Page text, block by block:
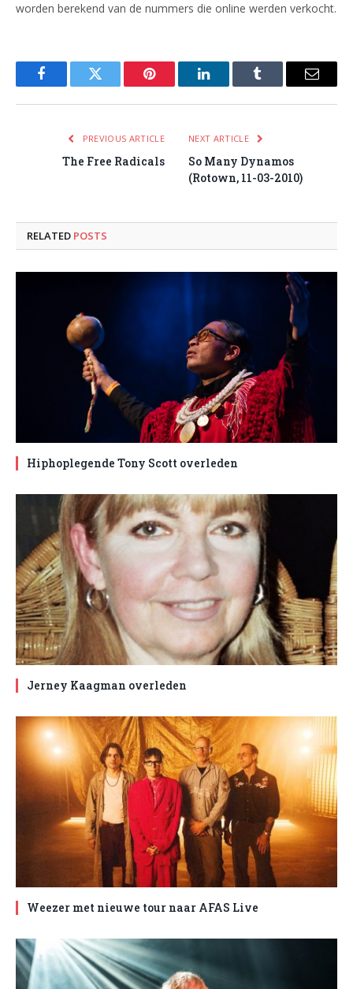
worden berekend van de nummers die online werden verkocht.
FacebookTwitter Pinterest LinkedInTumblr Email
PREVIOUS ARTICLE
The Free Radicals
NEXT ARTICLE
So Many Dynamos
(Rotown, 11-03-2010)
RELATED POSTS
Hiphoplegende Tony Scott overleden
Jerney Kaagman overleden
Weezer met nieuwe tour naar AFAS Live